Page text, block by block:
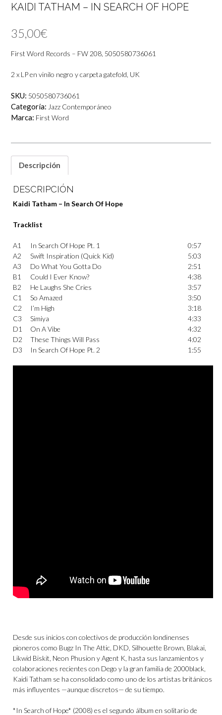
KAIDI TATHAM – IN SEARCH OF HOPE
35,00€
First Word Records – FW 208, 5050580736061
2 x LP en vinilo negro y carpeta gatefold, UK
SKU: 5050580736061
Categoría: Jazz Contemporáneo
Marca: First Word
Descripción
DESCRIPCIÓN
Kaidi Tatham – In Search Of Hope
Tracklist
A1 In Search Of Hope Pt. 1
0:57
A2
Swift Inspiration (Quick Kid)
5:03
A3
Do What You Gotta Do
2:51
B1
Could I Ever Know?
4:38
B2
He Laughs She Cries
3:57
C1
So Amazed
3:50
C2
I’m High
3:18
C3
Simiya
4:33
D1
On A Vibe
4:32
D2
These Things Will Pass
4:02
D3
In Search Of Hope Pt. 2 1:55
Desde sus inicios con colectivos de producción londinenses
pioneros como Bugz In The Attic, DKD, Silhouette Brown, Blakai,
Likwid Biskit, Neon Phusion y Agent K, hasta sus lanzamientos y
colaboraciones recientes con Dego y la gran familia de 2000black,
Kaidi Tatham se ha consolidado como uno de los artistas británicos
más influyentes —aunque discretos— de su tiempo.
*In Search of Hope* (2008) es el segundo álbum en solitario de